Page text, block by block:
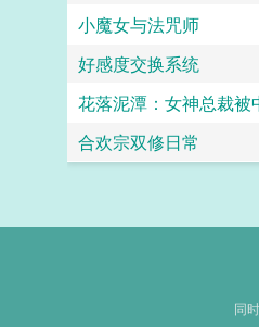
小魔女与法咒师
好感度交换系统
合欢宗双修日常
同